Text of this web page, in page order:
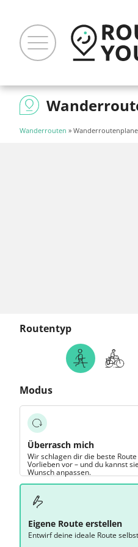
Wanderrouten »
Routentyp
Modus
Überrasch mich
Wir schlagen dir die beste
Vorlieben vor – und du kannst
Wunsch anpassen.
Eigene Route erstellen
Entwirf deine ideale Route